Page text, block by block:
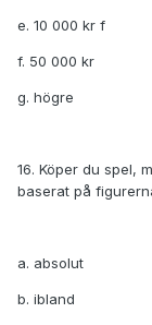
e. 10 000 kr f
f. 50 000 kr
g. högre
16. Köper du spel,
baserat på
a. absolut
b. ibland